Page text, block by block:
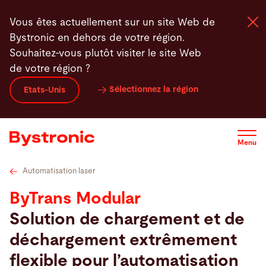
au
contenu
principal
Vous êtes actuellement sur un site Web de
Bystronic en dehors de votre région.
Souhaitez-vous plutôt visiter le site Web
de votre région ?
Etats-Unis Sélectionnez la région
Menu
Machines et Logiciel
Services
Actualités - Presse
Entreprise
Automatisation laser
ByTrans Modular
Solution de chargement et de
déchargement extrêmement
flexible pour l’automatisation